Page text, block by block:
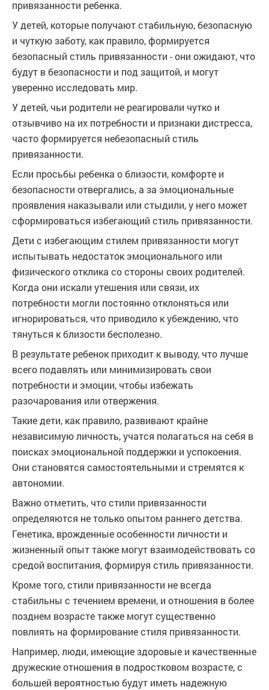
привязанности ребенка.
У детей, которые получают стабильную, безопасную
и чуткую заботу, как правило, формируется
безопасный стиль привязанности - они ожидают, что
будут в безопасности и под защитой, и могут
уверенно исследовать мир.
У детей, чьи родители не реагировали чутко и
отзывчиво на их потребности и признаки дистресса,
часто формируется небезопасный стиль
привязанности.
Если просьбы ребенка о близости, комфорте и
безопасности отвергались, а за эмоциональные
проявления наказывали или стыдили, у него может
сформироваться избегающий стиль привязанности.
Дети с избегающим стилем привязанности могут
испытывать недостаток эмоционального или
физического отклика со стороны своих родителей.
Когда они искали утешения или связи, их
потребности могли постоянно отклоняться или
игнорироваться, что приводило к убеждению, что
тянуться к близости бесполезно.
В результате ребенок приходит к выводу, что лучше
всего подавлять или минимизировать свои
потребности и эмоции, чтобы избежать
разочарования или отвержения.
Такие дети, как правило, развивают крайне
независимую личность, учатся полагаться на себя в
поисках эмоциональной поддержки и успокоения.
Они становятся самостоятельными и стремятся к
автономии.
Важно отметить, что стили привязанности
определяются не только опытом раннего детства.
Генетика, врожденные особенности личности и
жизненный опыт также могут взаимодействовать со
средой воспитания, формируя стиль привязанности.
Кроме того, стили привязанности не всегда
стабильны с течением времени, и отношения в более
позднем возрасте также могут существенно
повлиять на формирование стиля привязанности.
Например, люди, имеющие здоровые и качественные
дружеские отношения в подростковом возрасте, с
большей вероятностью будут иметь надежную